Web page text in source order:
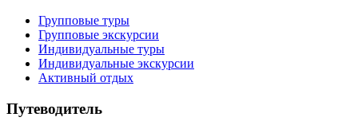
Групповые туры
Групповые экскурсии
Индивидуальные туры
Индивидуальные экскурсии
Активный отдых
Путеводитель